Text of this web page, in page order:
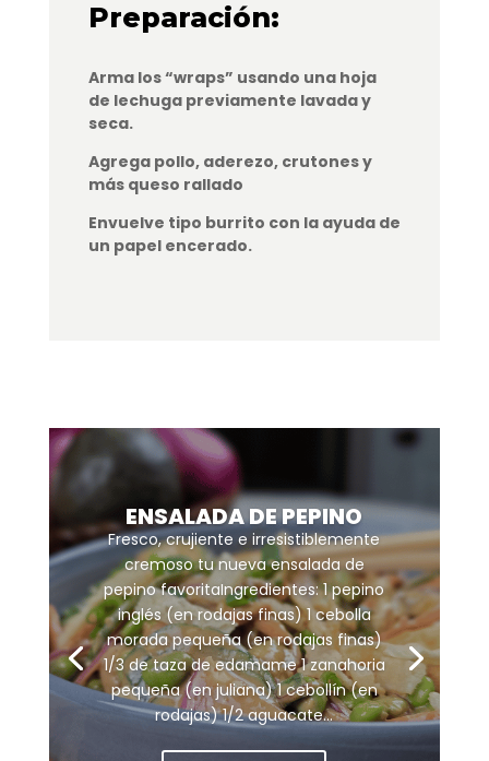
Preparación:
Arma los “wraps” usando una hoja
de lechuga previamente lavada y
seca.
Agrega pollo, aderezo, crutones y
más queso rallado
Envuelve tipo burrito con la ayuda de
un papel encerado.
ENSALADA DE PEPINO
Fresco, crujiente e irresistiblemente
cremoso tu nueva ensalada de
pepino favoritaIngredientes: 1 pepino
inglés (en rodajas finas) 1 cebolla
morada pequeña (en rodajas finas)
1/3 de taza de edamame 1 zanahoria
pequeña (en juliana) 1 cebollín (en
rodajas) 1/2 aguacate...